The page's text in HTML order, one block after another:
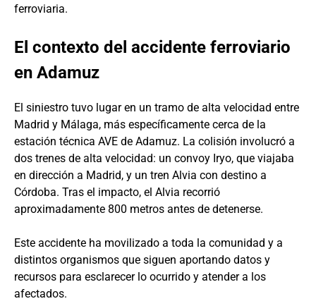
ferroviaria.
El contexto del accidente ferroviario
en Adamuz
El siniestro tuvo lugar en un tramo de alta velocidad entre
Madrid y Málaga, más específicamente cerca de la
estación técnica AVE de Adamuz. La colisión involucró a
dos trenes de alta velocidad: un convoy Iryo, que viajaba
en dirección a Madrid, y un tren Alvia con destino a
Córdoba. Tras el impacto, el Alvia recorrió
aproximadamente 800 metros antes de detenerse.
Este accidente ha movilizado a toda la comunidad y a
distintos organismos que siguen aportando datos y
recursos para esclarecer lo ocurrido y atender a los
afectados.